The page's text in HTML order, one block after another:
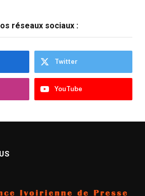
réseaux sociaux :
Twitter
YouTube